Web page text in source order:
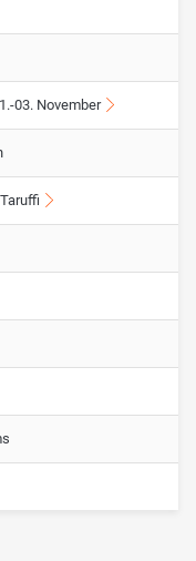
03. November